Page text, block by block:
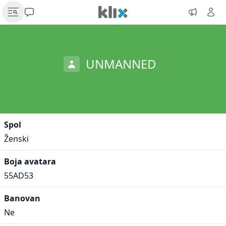
UNMANNED
Spol
Ženski
Boja avatara
55AD53
Banovan
Ne